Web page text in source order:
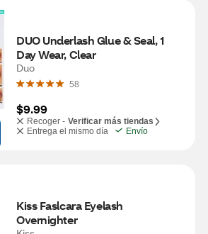
DUO Underlash Glue & Seal, 1
Day Wear, Clear
Duo
58
$9.99
Recoger - Verificar más tiendas
Entrega el mismo día
Envío
Kiss Faslcara Eyelash
Overnighter